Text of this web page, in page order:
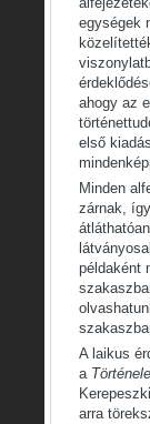
egységek
ahogy az
első
Minden
zárnak,
példaként
A laikus
a
arra